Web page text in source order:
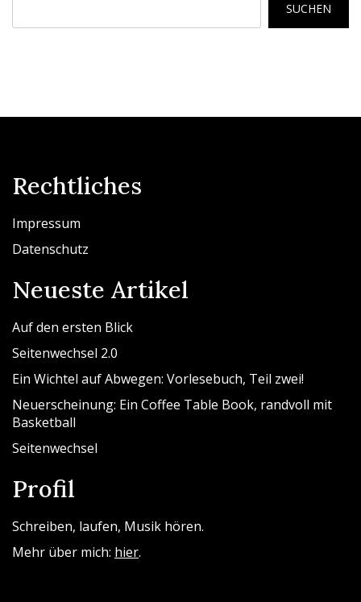
SUCHEN
Rechtliches
Impressum
Datenschutz
Neueste Artikel
Auf den ersten Blick
Seitenwechsel 2.0
Ein Wichtel auf Abwegen: Vorlesebuch, Teil zwei!
Neuerscheinung: Ein Coffee Table Book, randvoll mit
Basketball
Seitenwechsel
Profil
Schreiben, laufen, Musik hören.
Mehr über mich: hier.